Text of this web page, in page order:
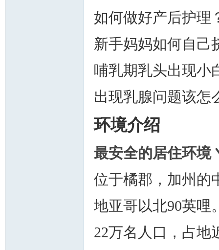
如何做好产后护理
新手妈妈如何自己
哺乳期乳头出现小
出现乳腺问题该怎
环境介绍
最安全的居住环境
位于橘郡，加州的
地亚哥以北90英哩
22万名人口，占地